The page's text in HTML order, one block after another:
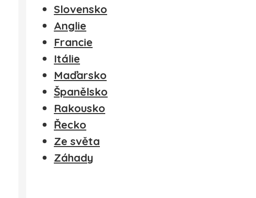
Slovensko
Anglie
Francie
Itálie
Maďarsko
Španělsko
Rakousko
Řecko
Ze světa
Záhady